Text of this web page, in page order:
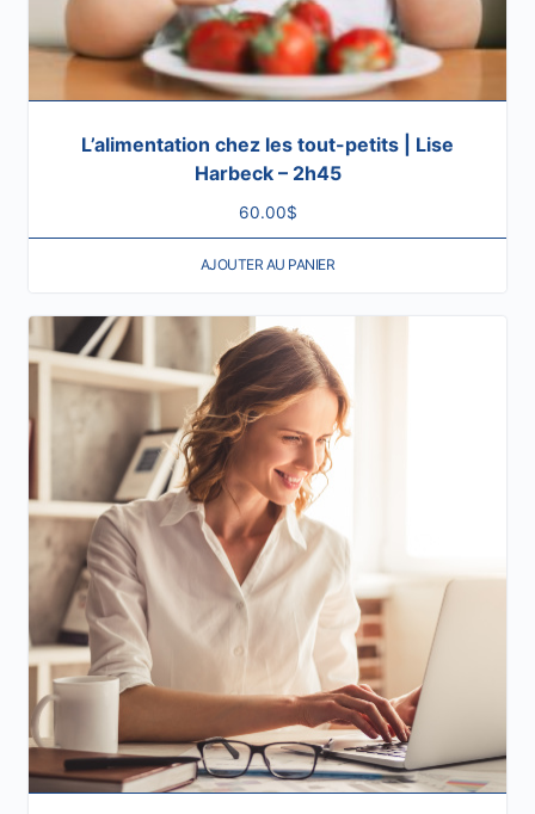
L’alimentation chez les tout-petits | Lise
Harbeck – 2h45
60.00$
AJOUTER AU PANIER